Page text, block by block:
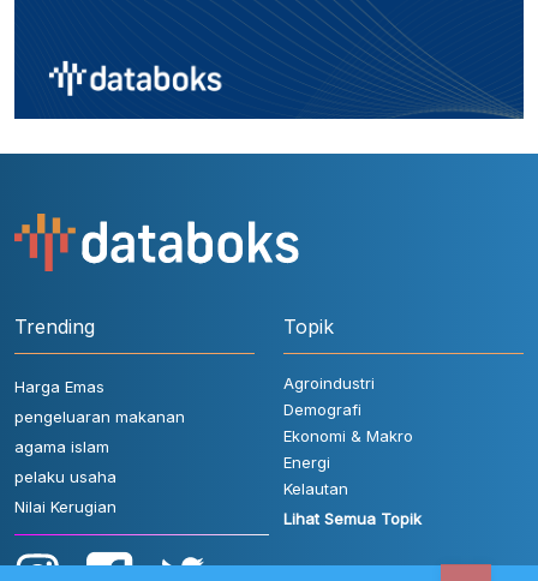
Trending
Harga Emas
pengeluaran makanan
agama islam
pelaku usaha
Nilai Kerugian
Topik
Agroindustri
Demografi
Ekonomi & Makro
Energi
Kelautan
Lihat Semua Topik